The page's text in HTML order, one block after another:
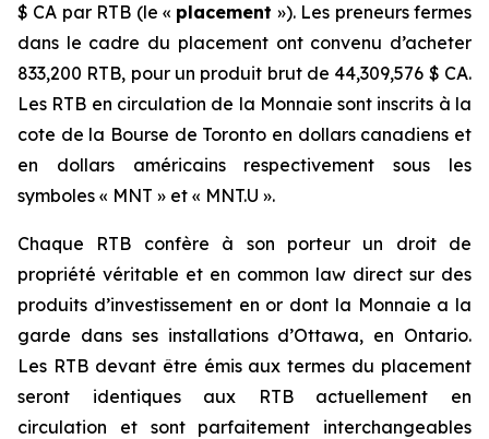
$ CA par RTB (le « placement »). Les preneurs fermes
dans le cadre du placement ont convenu d’acheter
833,200 RTB, pour un produit brut de 44,309,576 $ CA.
Les RTB en circulation de la Monnaie sont inscrits à la
cote de la Bourse de Toronto en dollars canadiens et
en dollars américains respectivement sous les
symboles « MNT » et « MNT.U ».
Chaque RTB confère à son porteur un droit de
propriété véritable et en common law direct sur des
produits d’investissement en or dont la Monnaie a la
garde dans ses installations d’Ottawa, en Ontario.
Les RTB devant être émis aux termes du placement
seront identiques aux RTB actuellement en
circulation et sont parfaitement interchangeables